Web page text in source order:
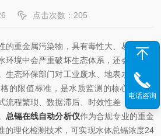
点击次数：205
重金属污染物，具有毒性大、易富集、
环境中会严重破坏生态体系，还会通过水
生态环保部门对工业废水、地表水、市政
的限值标准，是水质监测的核心管控指
流程繁琐、数据滞后、时效性差，无法满
总镉在线自动分析仪作为合规专业的重金
的理化检测技术，可实现水体总镉浓度24
电话咨询